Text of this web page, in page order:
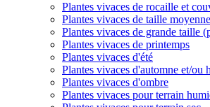
Plantes vivaces de rocaille et
Plantes vivaces de taille
Plantes vivaces de grande taille
Plantes vivaces de printemps
Plantes vivaces d'été
Plantes vivaces d'automne et/ou
Plantes vivaces d'ombre
Plantes vivaces pour terrain